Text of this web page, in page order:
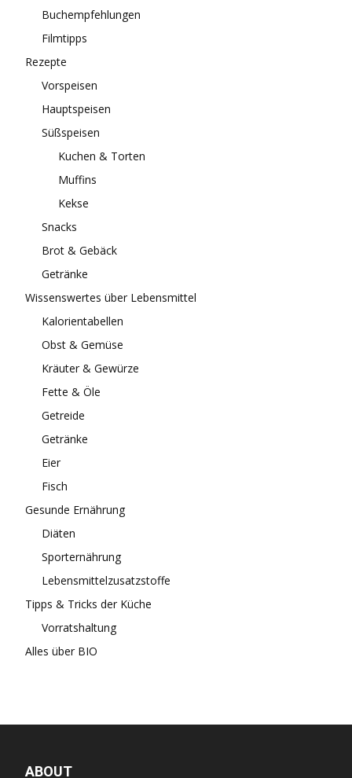
Buchempfehlungen
Filmtipps
Rezepte
Vorspeisen
Hauptspeisen
Süßspeisen
Kuchen & Torten
Muffins
Kekse
Snacks
Brot & Gebäck
Getränke
Wissenswertes über Lebensmittel
Kalorientabellen
Obst & Gemüse
Kräuter & Gewürze
Fette & Öle
Getreide
Getränke
Eier
Fisch
Gesunde Ernährung
Diäten
Sporternährung
Lebensmittelzusatzstoffe
Tipps & Tricks der Küche
Vorratshaltung
Alles über BIO
ABOUT